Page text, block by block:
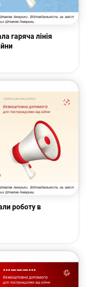
гаряча лінія
роботу в